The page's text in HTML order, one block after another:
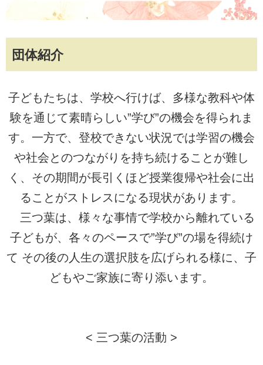
団体紹介
子どもたちは、学校へ行けば、多様な教科や体
験を通じて素晴らしい”学び”の機会を得られま
す。一方で、登校できない状況では学習の機会
や社会とのつながりを持ち続けることが難し
く、その期間が長引くほど授業復帰や社会に出
ることがストレスになる現状があります。
三つ葉は、様々な事情で学校から離れている
子どもが、各々のペースで”学び”の場を得続け
て その後の人生の選択肢を広げられる様に、子
どもやご家族に寄り添います。
< 三つ葉の活動 >